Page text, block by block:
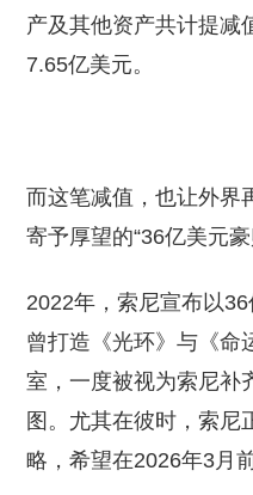
产及其他资产共计提减
7.65亿美元。
而这笔减值，也让外界
寄予厚望的“36亿美元豪
2022年，索尼宣布以
曾打造《光环》与《命
室，一度被视为索尼补
图。尤其在彼时，索尼
略，希望在2026年3月